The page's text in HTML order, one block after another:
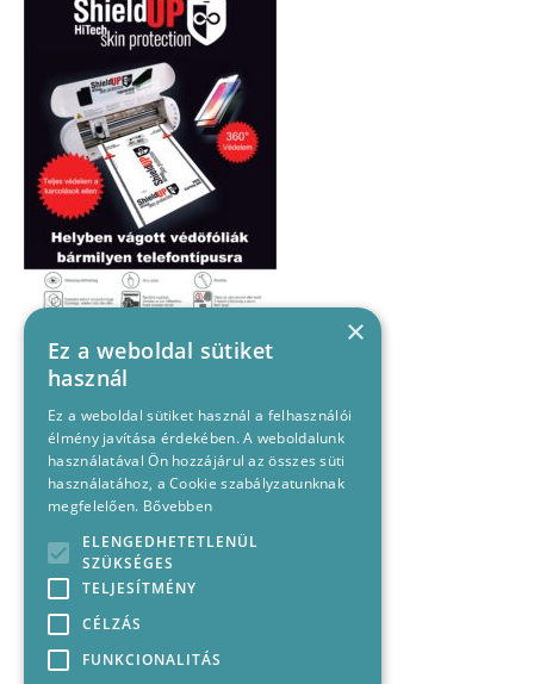
×
Ez a weboldal sütiket
használ
Ez a weboldal sütiket használ a felhasználói
élmény javítása érdekében. A weboldalunk
használatával Ön hozzájárul az összes süti
használatához, a Cookie szabályzatunknak
megfelelően. Bővebben
ELENGEDHETETLENÜL
SZÜKSÉGES
TELJESÍTMÉNY
CÉLZÁS
FUNKCIONALITÁS